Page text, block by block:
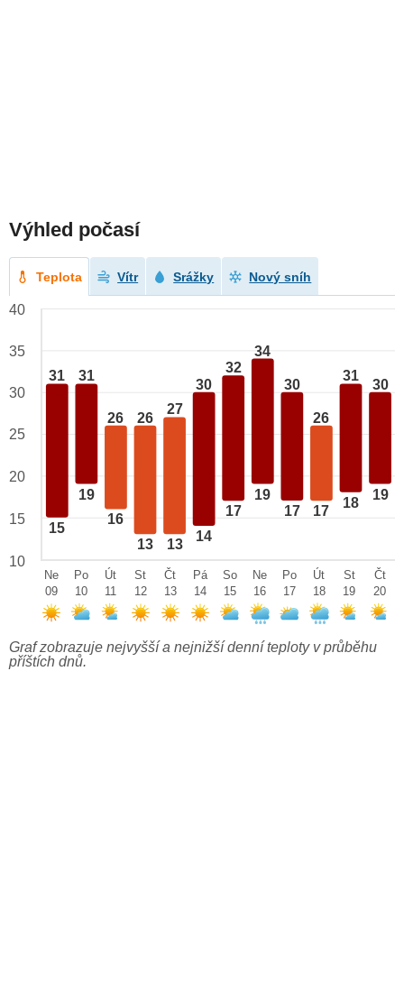
Výhled počasí
Teplota Vítr Srážky Nový sníh
31
15
31
19
26
16
26
13
27
13
30
14
32
17
34
19
30
17
26
17
31
18
30
19
40
35
30
25
20
15
10
Ne
09
Po
10
Út
11
St
12
Čt
13
Pá
14
So
15
Ne
16
Po
17
Út
18
St
19
Čt
20
Graf zobrazuje nejvyšší a nejnižší denní teploty v průběhu
příštích dnů.